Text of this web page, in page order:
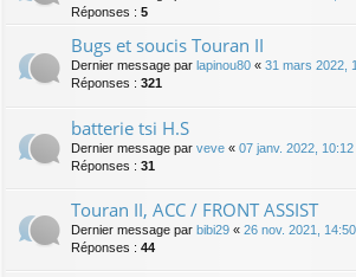
Réponses : 5
Bugs et soucis Touran II
Dernier message par lapinou80 « 31 mars 2022,
Réponses : 321
batterie tsi H.S
Dernier message par veve « 07 janv. 2022, 10:12
Réponses : 31
Touran II, ACC / FRONT ASSIST
Dernier message par bibi29 « 26 nov. 2021, 14:50
Réponses : 44